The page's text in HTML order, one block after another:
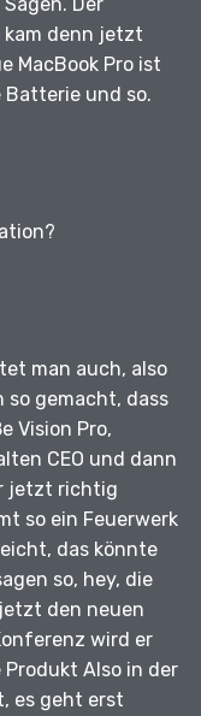
kam denn jetzt
MacBook Pro ist
und so.
man auch, also
gemacht, dass
Vision Pro,
CEO und dann
jetzt richtig
so ein Feuerwerk
das könnte
so, hey, die
den neuen
wird er
Also in der
es geht erst